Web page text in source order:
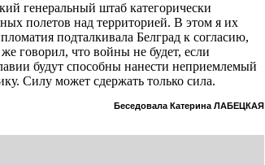
генеральный штаб категорически
полетов над территорией. В этом я их
подталкивала Белград к согласию,
говорил, что войны не будет, если
будут способны нанести неприемлемый
Силу может сдержать только сила.
Беседовала Катерина ЛАБЕЦКАЯ